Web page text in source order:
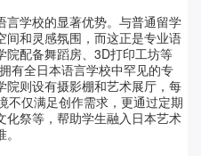
言学校的显著优势。与普通留学
间和灵感氛围，而这正是专业语
配备舞蹈房、 3D打印工坊等
有全日本语言学校中罕见的专
院则设有摄影棚和艺术展厅，每
不仅满足创作需求，更通过定期
化祭等，帮助学生融入日本艺术